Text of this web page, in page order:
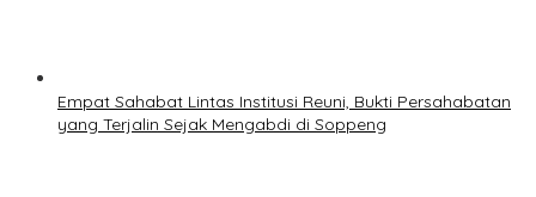
Empat Sahabat Lintas Institusi Reuni, Bukti Persahabatan
yang Terjalin Sejak Mengabdi di Soppeng